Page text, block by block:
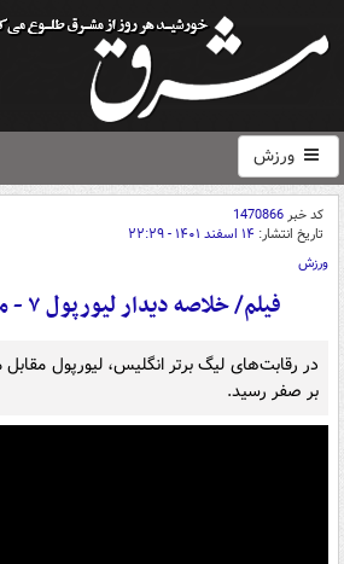
ورزش
کد خبر1470866
تاریخ انتشار: ۱۴ اسفند ۱۴۰۱ - ۲۲:۲۹
ورزش
فیلم/ خلاصه دیدار لیورپول ۷ - منچستریونایتد ۰
بر صفر رسید.